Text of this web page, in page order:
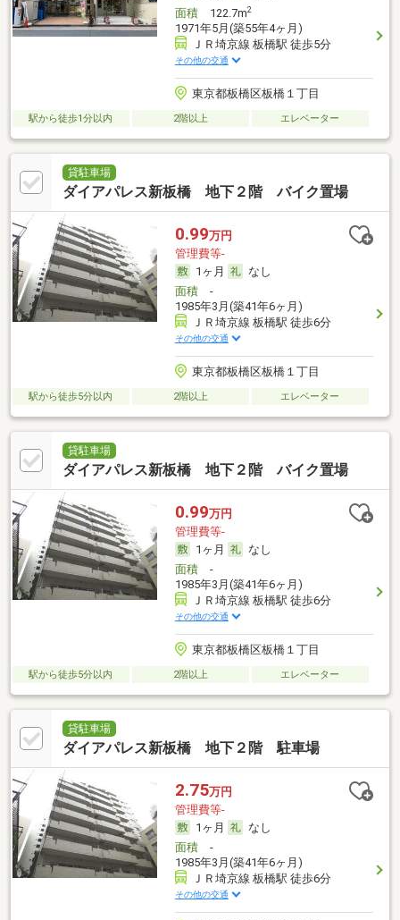
面積122.7m2
1971年5月(築55年4ヶ月)
ＪＲ埼京線 板橋駅 徒歩5分
その他の交通
東京都板橋区板橋１丁目
駅から徒歩1分以内 2階以上 エレベーター
貸駐車場
ダイアパレス新板橋 地下２階 バイク置場
0.99万円
管理費等-
1ヶ月
なし
面積-
1985年3月(築41年6ヶ月)
ＪＲ埼京線 板橋駅 徒歩6分
その他の交通
東京都板橋区板橋１丁目
駅から徒歩5分以内 2階以上 エレベーター
貸駐車場
ダイアパレス新板橋 地下２階 バイク置場
0.99万円
管理費等-
1ヶ月
なし
面積-
1985年3月(築41年6ヶ月)
ＪＲ埼京線 板橋駅 徒歩6分
その他の交通
東京都板橋区板橋１丁目
駅から徒歩5分以内 2階以上 エレベーター
貸駐車場
ダイアパレス新板橋 地下２階 駐車場
2.75万円
管理費等-
1ヶ月
なし
面積-
1985年3月(築41年6ヶ月)
ＪＲ埼京線 板橋駅 徒歩6分
その他の交通